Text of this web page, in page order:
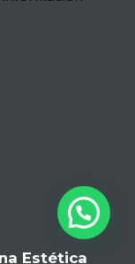
Estética